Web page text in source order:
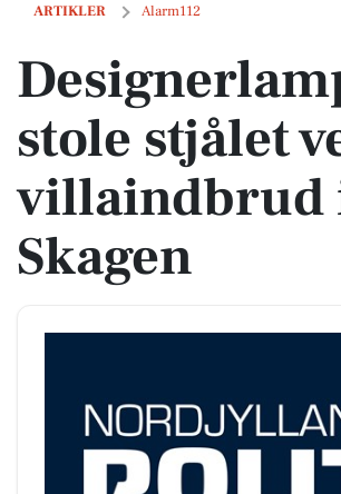
ARTIKLER Alarm112
Designerlampe og stole stjålet ved
stole stjålet
villaindbrud
Skagen